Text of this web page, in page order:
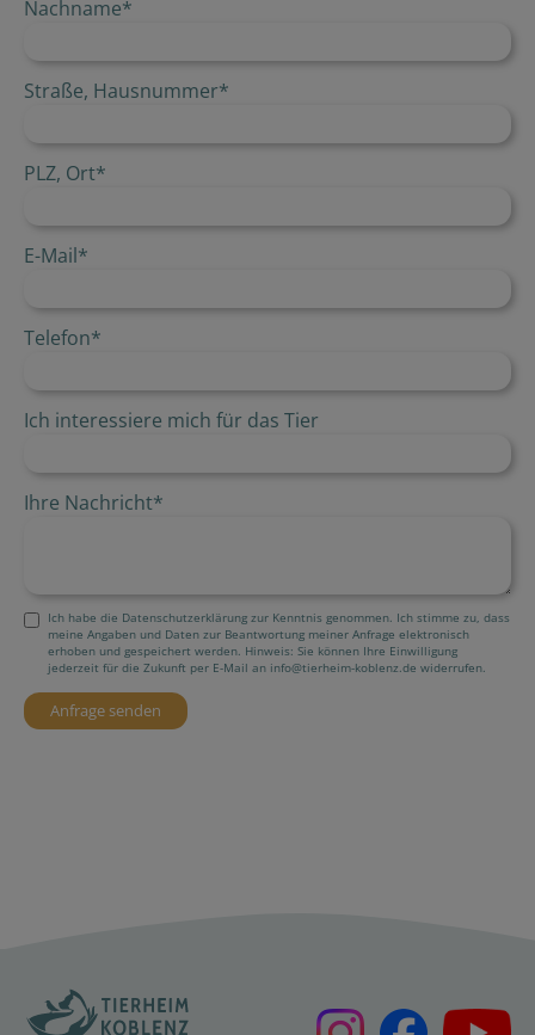
Nachname*
Straße, Hausnummer*
PLZ, Ort*
E-Mail*
Telefon*
Ich interessiere mich für das Tier
Ihre Nachricht*
Ich habe die Datenschutzerklärung zur Kenntnis genommen. Ich stimme zu, dass
meine Angaben und Daten zur Beantwortung meiner Anfrage elektronisch
erhoben und gespeichert werden. Hinweis: Sie können Ihre Einwilligung
jederzeit für die Zukunft per E-Mail an info@tierheim-koblenz.de widerrufen.